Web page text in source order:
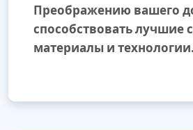
Преображению вашего
способствовать лучшие
материалы и технологии.